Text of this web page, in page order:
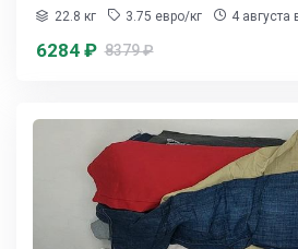
22.8 кг 3.75 евро/кг 4 августа
6284 ₽ 8379 ₽